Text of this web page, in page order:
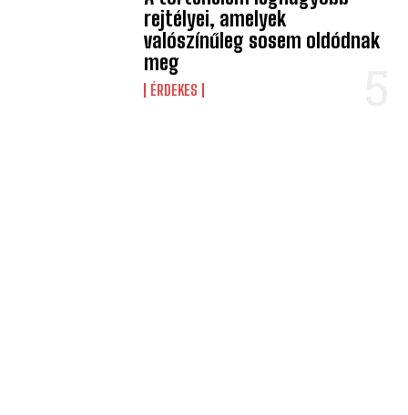
rejtélyei, amelyek
valószínűleg sosem oldódnak
meg
ÉRDEKES